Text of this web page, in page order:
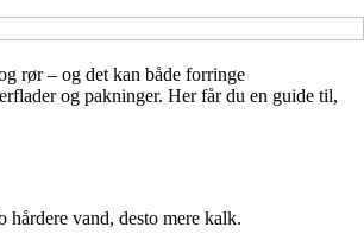
rør – og det kan både forringe
og pakninger. Her får du en guide til,
vand, desto mere kalk.